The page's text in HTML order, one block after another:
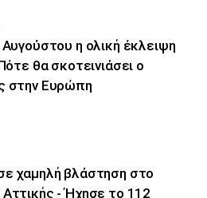
Αυγούστου η ολική έκλειψη
θα σκοτεινιάσει ο
στην Ευρώπη
χαμηλή βλάστηση στο
- Ήχησε το 112